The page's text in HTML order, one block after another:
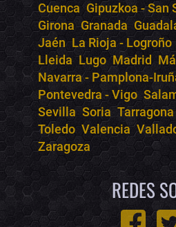
Cuenca Gipuzkoa - San
Girona Granada
Jaén La Rioja - Logroño
Lleida Lugo Madrid
Navarra - Pamplona-
Pontevedra - Vigo
Sevilla Soria Tarragona
Toledo Valencia
Zaragoza
REDES